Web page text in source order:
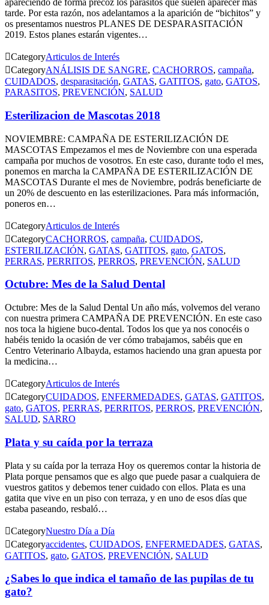
apareciendo de forma precoz los parásitos que suelen aparecer más
tarde. Por esta razón, nos adelantamos a la aparición de “bichitos” y
os presentamos nuestros PLANES DE DESPARASITACIÓN
2019. Estos planes estarán vigentes…
CategoryArticulos de Interés
CategoryANÁLISIS DE SANGRE, CACHORROS, campaña,
CUIDADOS, desparasitación, GATAS, GATITOS, gato, GATOS,
PARASITOS, PREVENCIÓN, SALUD
Esterilizacion de Mascotas 2018
NOVIEMBRE: CAMPAÑA DE ESTERILIZACIÓN DE
MASCOTAS Empezamos el mes de Noviembre con una esperada
campaña por muchos de vosotros. En este caso, durante todo el mes,
ponemos en marcha la CAMPAÑA DE ESTERILIZACIÓN DE
MASCOTAS Durante el mes de Noviembre, podrás beneficiarte de
un 20% de descuento en las esterilizaciones. Para más información,
poneros en…
CategoryArticulos de Interés
CategoryCACHORROS, campaña, CUIDADOS,
ESTERILIZACIÓN, GATAS, GATITOS, gato, GATOS,
PERRAS, PERRITOS, PERROS, PREVENCIÓN, SALUD
Octubre: Mes de la Salud Dental
Octubre: Mes de la Salud Dental Un año más, volvemos del verano
con nuestra primera CAMPAÑA DE PREVENCIÓN. En este caso
nos toca la higiene buco-dental. Todos los que ya nos conocéis o
habéis tenido la ocasión de ver cómo trabajamos, sabéis que en
Centro Veterinario Albayda, estamos haciendo una gran apuesta por
la medicina…
CategoryArticulos de Interés
CategoryCUIDADOS, ENFERMEDADES, GATAS, GATITOS,
gato, GATOS, PERRAS, PERRITOS, PERROS, PREVENCIÓN,
SALUD, SARRO
Plata y su caída por la terraza
Plata y su caída por la terraza Hoy os queremos contar la historia de
Plata porque pensamos que es algo que puede pasar a cualquiera de
vuestros gatitos y debemos tener cuidado con ellos. Plata es una
gatita que vive en un piso con terraza, y en uno de esos días que
estaba paseando, resbaló…
CategoryNuestro Día a Día
Categoryaccidentes, CUIDADOS, ENFERMEDADES, GATAS,
GATITOS, gato, GATOS, PREVENCIÓN, SALUD
¿Sabes lo que indica el tamaño de las pupilas de tu
gato?